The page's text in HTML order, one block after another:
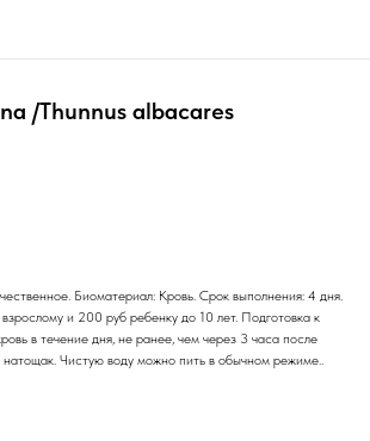
/Thunnus albacares
Биоматериал: Кровь. Срок выполнения: 4 дня.
и 200 руб ребенку до 10 лет. Подготовка к
в течение дня, не ранее, чем через 3 часа после
Чистую воду можно пить в обычном режиме..